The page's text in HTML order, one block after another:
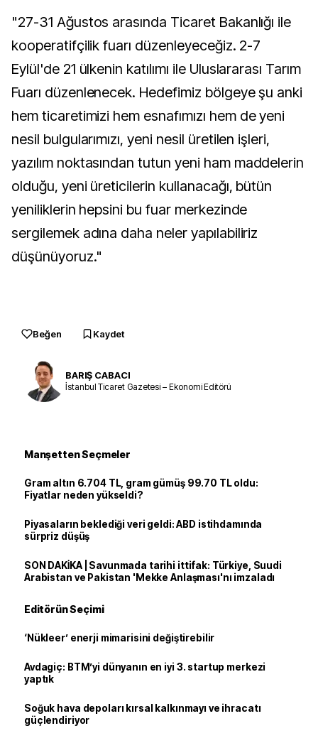
"27-31 Ağustos arasında Ticaret Bakanlığı ile
kooperatifçilik fuarı düzenleyeceğiz. 2-7
Eylül'de 21 ülkenin katılımı ile Uluslararası Tarım
Fuarı düzenlenecek. Hedefimiz bölgeye şu anki
hem ticaretimizi hem esnafımızı hem de yeni
nesil bulgularımızı, yeni nesil üretilen işleri,
yazılım noktasından tutun yeni ham maddelerin
olduğu, yeni üreticilerin kullanacağı, bütün
yeniliklerin hepsini bu fuar merkezinde
sergilemek adına daha neler yapılabiliriz
düşünüyoruz."
Beğen Kaydet
BARIŞ CABACI
İstanbul Ticaret Gazetesi – Ekonomi Editörü
Manşetten Seçmeler
Gram altın 6.704 TL, gram gümüş 99.70 TL oldu:
Fiyatlar neden yükseldi?
Piyasaların beklediği veri geldi: ABD istihdamında
sürpriz düşüş
SON DAKİKA | Savunmada tarihi ittifak: Türkiye, Suudi
Arabistan ve Pakistan 'Mekke Anlaşması'nı imzaladı
Editörün Seçimi
‘Nükleer’ enerji mimarisini değiştirebilir
Avdagiç: BTM’yi dünyanın en iyi 3. startup merkezi
yaptık
Soğuk hava depoları kırsal kalkınmayı ve ihracatı
güçlendiriyor